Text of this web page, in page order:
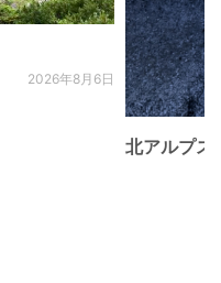
2026年8月6日
北アルプ